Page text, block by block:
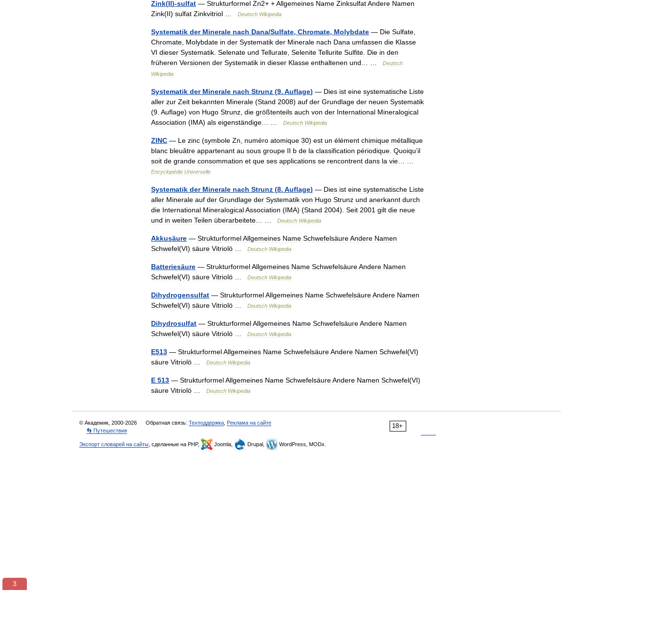
Zink(II)-sulfat — Strukturformel Zn2+ +Allgemeines Name ZinksulfatAndere Namen
Zink(II) sulfat Zinkvitriol Deutsch Wikipedia
Systematik der Minerale nach Dana/Sulfate, Chromate, Molybdate — Die Sulfate
Chromate Molybdate in der Systematik der Minerale nach Dana umfassen die Klasse
VI dieser Systematik Selenate und Tellurate Selenite Tellurite Sulfite Die in den
früheren Versionen der Systematik in dieser Klasse enthaltenen und
Deutsch
Wikipedia
Systematik der Minerale nach Strunz (9. Auflage) — Dies ist eine systematische Liste
aller zur Zeit bekannten Minerale (Stand 2008) auf der Grundlage der neuen Systematik
(9 Auflage) von Hugo Strunz die größtenteils auch von der International Mineralogical
Association (IMA) als eigenständige Deutsch Wikipedia
ZINC — Le zinc (symbole Zn numéro atomique 30) est un élément chimique métallique
blanc bleuâtre appartenant au sous groupe II b de la classification périodique Quoiqu’il
soit de grande consommation et que ses applications se rencontrent dans la vie
Encyclopédie Universelle
Systematik der Minerale nach Strunz (8. Auflage) — Dies ist eine systematische Liste
aller Minerale auf der Grundlage der Systematik von Hugo Strunz und anerkannt durch
die International MineralogicalAssociation (IMA) (Stand 2004). Seit 2001 gilt die neue
und in weiten Teilen überarbeitete Deutsch Wikipedia
Akkusäure — StrukturformelAllgemeines Name SchwefelsäureAndere Namen
Schwefel(VI) säure Vitriolö Deutsch Wikipedia
Batteriesäure — StrukturformelAllgemeines Name SchwefelsäureAndere Namen
Schwefel(VI) säure Vitriolö Deutsch Wikipedia
Dihydrogensulfat — StrukturformelAllgemeines Name SchwefelsäureAndere Namen
Schwefel(VI) säure Vitriolö Deutsch Wikipedia
Dihydrosulfat — StrukturformelAllgemeines Name SchwefelsäureAndere Namen
Schwefel(VI) säure Vitriolö Deutsch Wikipedia
E513 — StrukturformelAllgemeines Name SchwefelsäureAndere Namen Schwefel(VI)
säure Vitriolö Deutsch Wikipedia
E 513 — StrukturformelAllgemeines Name SchwefelsäureAndere Namen Schwefel(VI)
säure Vitriolö Deutsch Wikipedia
18+
© Академик, 2000-2026 Обратная связь: Техподдержка Реклама на сайте
👣 Путешествия
Экспорт словарей на сайты , сделанные на PHP, Joomla, Drupal, WordPress, MODx.
3